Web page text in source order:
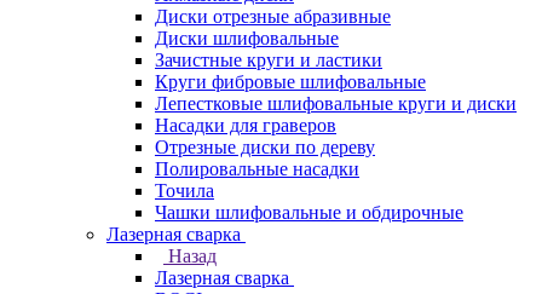
Диски отрезные абразивные
Диски шлифовальные
Зачистные круги и ластики
Круги фибровые шлифовальные
Лепестковые шлифовальные круги и диски
Насадки для граверов
Отрезные диски по дереву
Полировальные насадки
Точила
Чашки шлифовальные и обдирочные
Лазерная сварка
Назад
Лазерная сварка